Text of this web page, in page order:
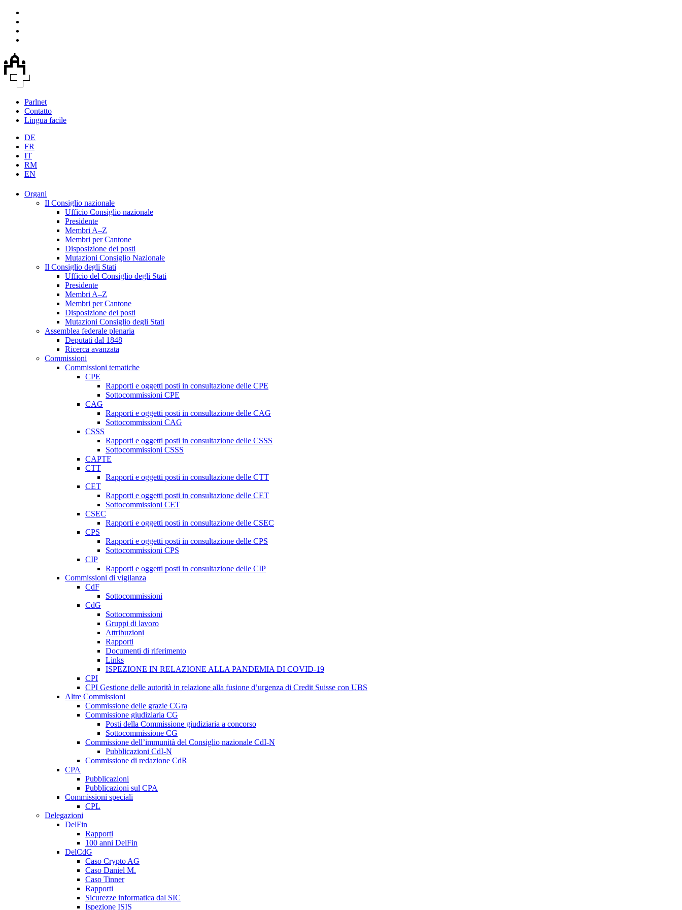
Parlnet
Contatto
Lingua facile
DE
FR
IT
RM
EN
Organi
Il Consiglio nazionale
Ufficio Consiglio nazionale
Presidente
Membri A–Z
Membri per Cantone
Disposizione dei posti
Mutazioni Consiglio Nazionale
Il Consiglio degli Stati
Ufficio del Consiglio degli Stati
Presidente
Membri A–Z
Membri per Cantone
Disposizione dei posti
Mutazioni Consiglio degli Stati
Assemblea federale plenaria
Deputati dal 1848
Ricerca avanzata
Commissioni
Commissioni tematiche
CPE
Rapporti e oggetti posti in consultazione delle CPE
Sottocommissioni CPE
CAG
Rapporti e oggetti posti in consultazione delle CAG
Sottocommissioni CAG
CSSS
Rapporti e oggetti posti in consultazione delle CSSS
Sottocommissioni CSSS
CAPTE
CTT
Rapporti e oggetti posti in consultazione delle CTT
CET
Rapporti e oggetti posti in consultazione delle CET
Sottocommissioni CET
CSEC
Rapporti e oggetti posti in consultazione delle CSEC
CPS
Rapporti e oggetti posti in consultazione delle CPS
Sottocommissioni CPS
CIP
Rapporti e oggetti posti in consultazione delle CIP
Commissioni di vigilanza
CdF
Sottocommissioni
CdG
Sottocommissioni
Gruppi di lavoro
Attribuzioni
Rapporti
Documenti di riferimento
Links
ISPEZIONE IN RELAZIONE ALLA PANDEMIA DI COVID-19
CPI
CPI Gestione delle autorità in relazione alla fusione d’urgenza di Credit Suisse con UBS
Altre Commissioni
Commissione delle grazie CGra
Commissione giudiziaria CG
Posti della Commissione giudiziaria a concorso
Sottocommissione CG
Commissione dell’immunità del Consiglio nazionale CdI-N
Pubblicazioni CdI-N
Commissione di redazione CdR
CPA
Pubblicazioni
Pubblicazioni sul CPA
Commissioni speciali
CPL
Delegazioni
DelFin
Rapporti
100 anni DelFin
DelCdG
Caso Crypto AG
Caso Daniel M.
Caso Tinner
Rapporti
Sicurezze informatica dal SIC
Ispezione ISIS